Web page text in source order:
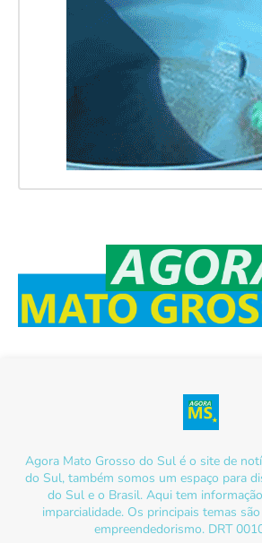
Agora Mato Grosso do Sul é o site de
do Sul, também somos um espaço para
do Sul e o Brasil. Aqui tem
imparcialidade. Os principais temas
empreendedorismo. DRT